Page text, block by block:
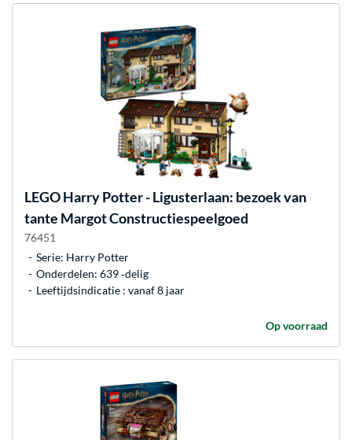
LEGOHarry Potter - Ligusterlaan: bezoek van
tante Margot Constructiespeelgoed
76451
Serie: Harry Potter
Onderdelen: 639 ‐delig
Leeftijdsindicatie : vanaf 8 jaar
Op voorraad